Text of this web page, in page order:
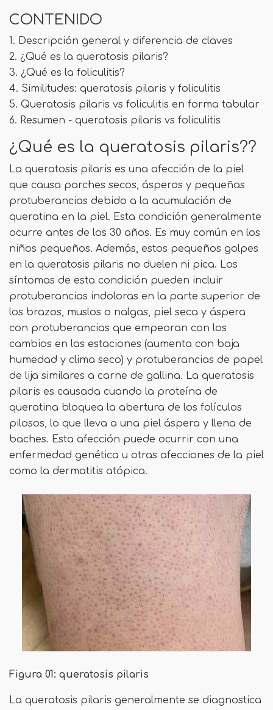
CONTENIDO
1. Descripción general y diferencia de claves
2. ¿Qué es la queratosis pilaris?
3. ¿Qué es la foliculitis?
4. Similitudes: queratosis pilaris y foliculitis
5. Queratosis pilaris vs foliculitis en forma tabular
6. Resumen - queratosis pilaris vs foliculitis
¿Qué es la queratosis pilaris??
La queratosis pilaris es una afección de la piel
que causa parches secos, ásperos y pequeñas
protuberancias debido a la acumulación de
queratina en la piel. Esta condición generalmente
ocurre antes de los 30 años. Es muy común en los
niños pequeños. Además, estos pequeños golpes
en la queratosis pilaris no duelen ni pica. Los
síntomas de esta condición pueden incluir
protuberancias indoloras en la parte superior de
los brazos, muslos o nalgas, piel seca y áspera
con protuberancias que empeoran con los
cambios en las estaciones (aumenta con baja
humedad y clima seco) y protuberancias de papel
de lija similares a carne de gallina. La queratosis
pilaris es causada cuando la proteína de
queratina bloquea la abertura de los folículos
pilosos, lo que lleva a una piel áspera y llena de
baches. Esta afección puede ocurrir con una
enfermedad genética u otras afecciones de la piel
como la dermatitis atópica.
Figura 01: queratosis pilaris
La queratosis pilaris generalmente se diagnostica